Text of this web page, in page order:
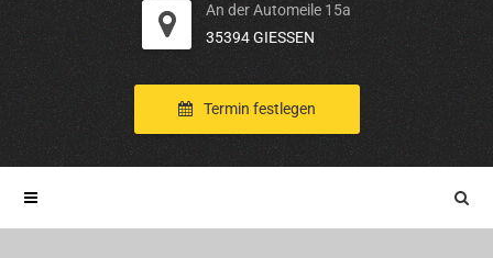
An der Automeile 15a
35394 GIESSEN
Termin festlegen